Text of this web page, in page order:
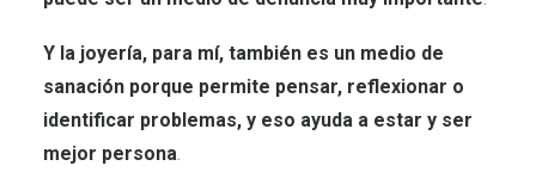
Y la joyería, para mí, también es un medio de
sanación porque permite pensar, reflexionar o
identificar problemas, y eso ayuda a estar y ser
mejor persona.